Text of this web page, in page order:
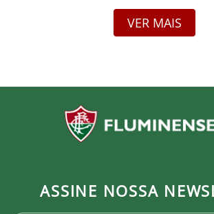
Material EVA Modelo: Básico
Produto Oficial Licenciado do
Ao comprar um produto oficial você
VER MAIS
ASSINE NOSSA